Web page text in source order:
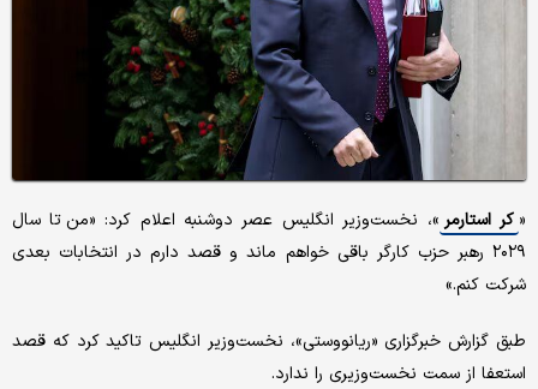
« کر استارمر »، نخست‌وزیر انگلیس عصر دوشنبه اعلام کرد: «من تا سال
۲۰۲۹ رهبر حزب کارگر باقی خواهم ماند و قصد دارم در انتخابات بعدی
شرکت کنم.»
طبق گزارش خبرگزاری «ریانووستی»، نخست‌وزیر انگلیس تاکید کرد که قصد
استعفا از سمت نخست‌وزیری را ندارد.